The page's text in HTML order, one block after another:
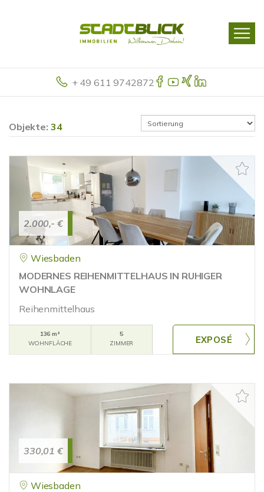
+ 49 611 9742872
Objekte: 34
2.000,- €
Wiesbaden
MODERNES REIHENMITTELHAUS IN RUHIGER
WOHNLAGE
Reihenmittelhaus
136 m²
WOHNFLÄCHE
5
ZIMMER
330,01 €
Wiesbaden